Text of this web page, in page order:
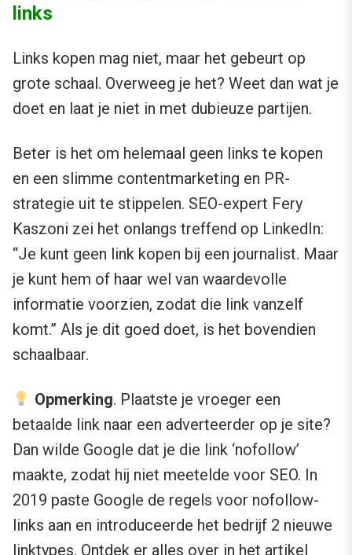
links
Links kopen mag niet, maar het gebeurt op
grote schaal. Overweeg je het? Weet dan wat je
doet en laat je niet in met dubieuze partijen.
Beter is het om helemaal geen links te kopen
en een slimme contentmarketing en PR-
strategie uit te stippelen. SEO-expert Fery
Kaszoni zei het onlangs treffend op LinkedIn:
“Je kunt geen link kopen bij een journalist. Maar
je kunt hem of haar wel van waardevolle
informatie voorzien, zodat die link vanzelf
komt.” Als je dit goed doet, is het bovendien
schaalbaar.
Opmerking. Plaatste je vroeger een
betaalde link naar een adverteerder op je site?
Dan wilde Google dat je die link ‘nofollow’
maakte, zodat hij niet meetelde voor SEO. In
2019 paste Google de regels voor nofollow-
links aan en introduceerde het bedrijf 2 nieuwe
linktypes. Ontdek er alles over in het artikel